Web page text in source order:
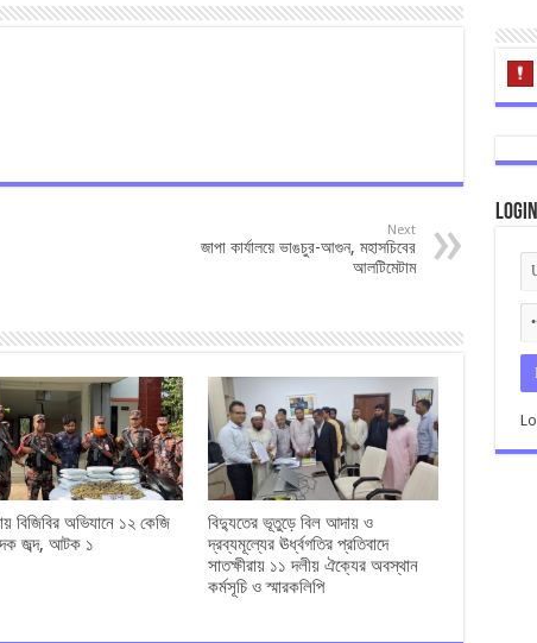
Next
জাপা কার্যালয়ে ভাঙচুর-আগুন, মহাসচিবের
আলটিমেটাম
বিজিবির অভিযানে ১২ কেজি
জব্দ, আটক ১
বিদ্যুতের ভূতুড়ে বিল আদায় ও
দ্রব্যমূল্যের ঊর্ধ্বগতির প্রতিবাদে
সাতক্ষীরায় ১১ দলীয় ঐক্যের অবস্থান
কর্মসূচি ও স্মারকলিপি
Login